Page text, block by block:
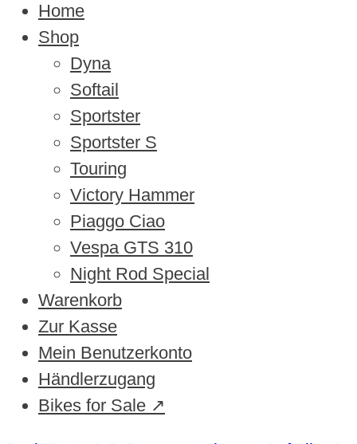
Home
Shop
Dyna
Softail
Sportster
Sportster S
Touring
Victory Hammer
Piaggo Ciao
Vespa GTS 310
Night Rod Special
Warenkorb
Zur Kasse
Mein Benutzerkonto
Händlerzugang
Bikes for Sale ↗